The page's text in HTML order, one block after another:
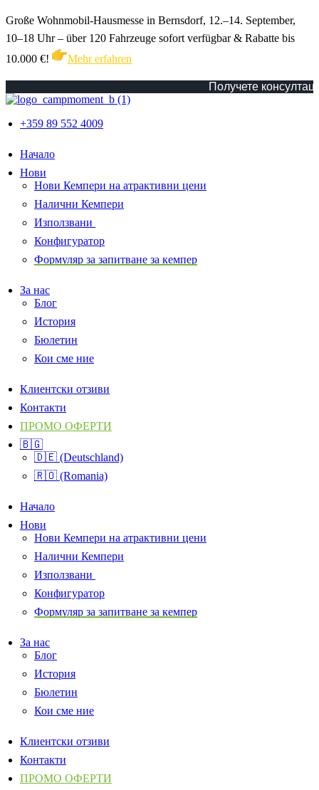
Große Wohnmobil-Hausmesse in Bernsdorf, 12.–14. September,
10–18 Uhr – über 120 Fahrzeuge sofort verfügbar & Rabatte bis
10.000 €!
Mehr erfahren
Получете
+359 89 552 4009
Начало
Нови
Нови Кемпери на атрактивни цени
Налични Кемпери
Използвани
Конфигуратор
Формуляр за запитване за кемпер
За нас
Блог
История
Бюлетин
Кои сме ние
Клиентски отзиви
Контакти
ПРОМО ОФЕРТИ
🇧🇬
🇩🇪 (Deutschland)
🇷🇴 (Romania)
Начало
Нови
Нови Кемпери на атрактивни цени
Налични Кемпери
Използвани
Конфигуратор
Формуляр за запитване за кемпер
За нас
Блог
История
Бюлетин
Кои сме ние
Клиентски отзиви
Контакти
ПРОМО ОФЕРТИ